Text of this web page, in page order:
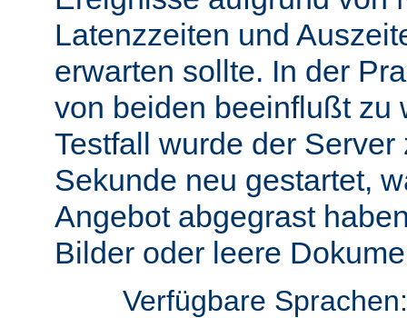
Latenzzeiten und
erwarten sollte. In der
von beiden beeinflußt zu
Testfall wurde der
Sekunde neu gestartet,
Angebot abgegrast
Bilder oder leere
Verfügbare